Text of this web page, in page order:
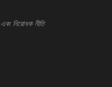
নিরোধক নীতি